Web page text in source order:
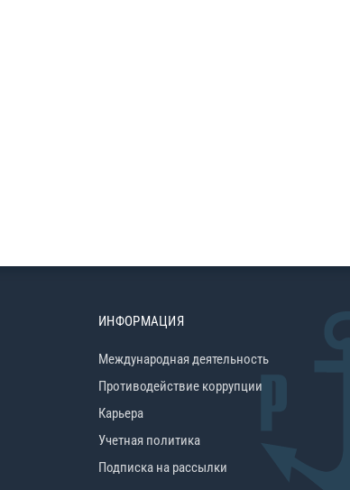
ИНФОРМАЦИЯ
Международная деятельность
Противодействие коррупции
Карьера
Учетная политика
Подписка на рассылки